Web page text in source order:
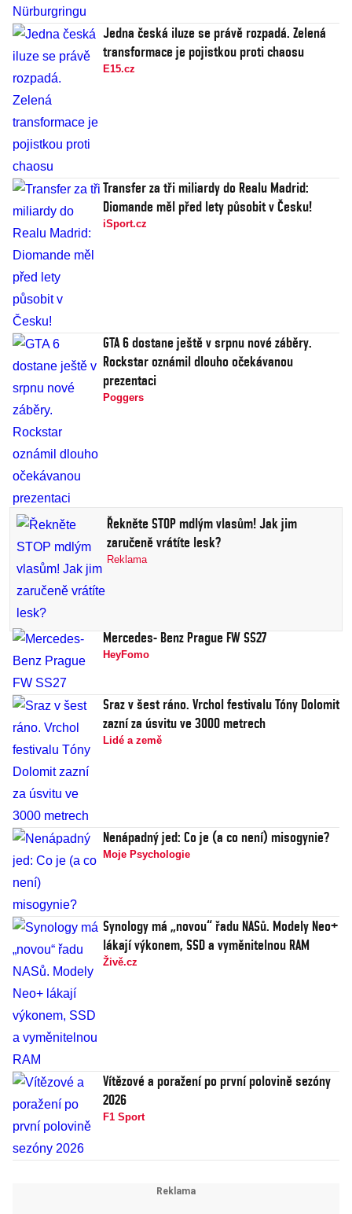
Jedna česká iluze se právě rozpadá. Zelená
transformace je pojistkou proti chaosu
E15.cz
Transfer za tři miliardy do Realu Madrid:
Diomande měl před lety působit v Česku!
iSport.cz
GTA 6 dostane ještě v srpnu nové záběry.
Rockstar oznámil dlouho očekávanou
prezentaci
Poggers
Řekněte STOP mdlým vlasům! Jak jim
zaručeně vrátíte lesk?
Reklama
Mercedes- Benz Prague FW SS27
HeyFomo
Sraz v šest ráno. Vrchol festivalu Tóny Dolomit
zazní za úsvitu ve 3000 metrech
Lidé a země
Nenápadný jed: Co je (a co není) misogynie?
Moje Psychologie
Synology má „novou“ řadu NASů. Modely Neo+
lákají výkonem, SSD a vyměnitelnou RAM
Živě.cz
Vítězové a poražení po první polovině sezóny
2026
F1 Sport